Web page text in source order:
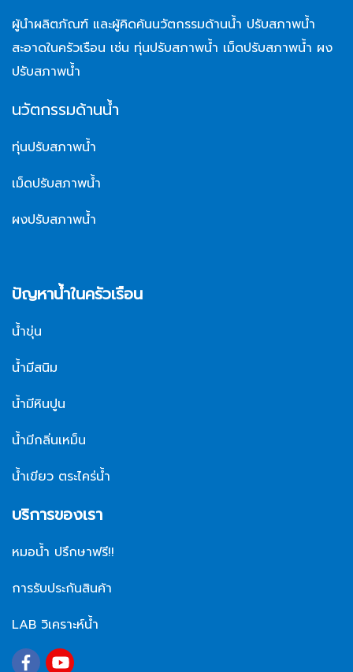
ผู้นำผลิตภัณฑ์ และผู้คิดค้นนวัตกรรมด้านน้ำ ปรับสภาพน้ำ
สะอาดในครัวเรือน เช่น ทุ่นปรับสภาพน้ำ เม็ดปรับสภาพน้ำ ผง
ปรับสภาพน้ำ
นวัตกรรมด้านน้ำ
ทุ่นปรับสภาพน้ำ
เม็ดปรับสภาพน้ำ
ผงปรับสภาพน้ำ
ปัญหาน้ำในครัวเรือน
น้ำขุ่น
น้ำมีสนิม
น้ำมีหินปูน
น้ำมีกลิ่นเหม็น
น้ำเขียว ตระไคร่น้ำ
บริการของเรา
หมอน้ำ ปรึกษาฟรี!!
การรับประกันสินค้า
LAB วิเคราะห์น้ำ